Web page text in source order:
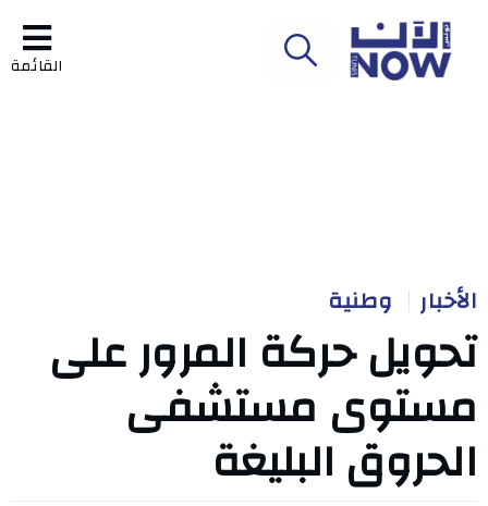
القائمة
الأخبار وطنية
تحويل حركة المرور على
مستوى مستشفى
الحروق البليغة